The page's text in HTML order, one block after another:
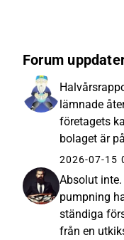
Forum
lämnade
företagets
bolaget är
utöver de
något
osäkerhet
2026-07-15
Absolut
pumpning
ständiga
från en